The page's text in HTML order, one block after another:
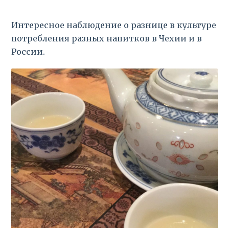
Интересное наблюдение о разнице в культуре
потребления разных напитков в Чехии и в
России.